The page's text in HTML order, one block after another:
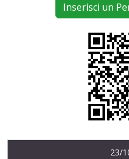
Inserisci un
23/